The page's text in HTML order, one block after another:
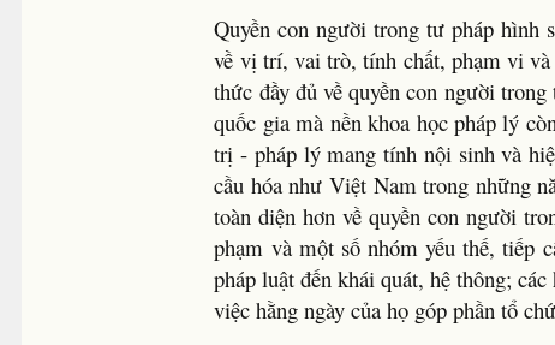
Quyền con người trong tư pháp hình
về vị trí, vai trò, tính chất, phạm vi
thức đầy đủ về quyền con người
quốc gia mà nền khoa học pháp lý
trị - pháp lý mang tính nội sinh và
cầu hóa như Việt Nam trong những
toàn diện hơn về quyền con người
phạm và một số nhóm yếu thế, tiếp
pháp luật đến khái quát, hệ thông;
việc hằng ngày của họ góp phần tổ